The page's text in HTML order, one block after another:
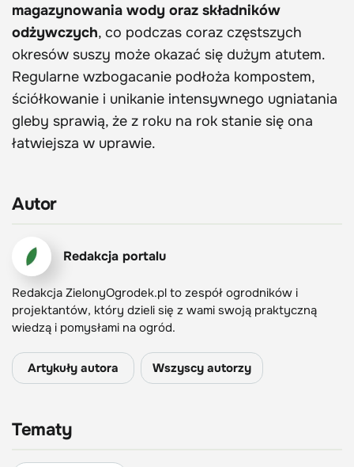
magazynowania wody oraz składników
odżywczych, co podczas coraz częstszych
okresów suszy może okazać się dużym atutem.
Regularne wzbogacanie podłoża kompostem,
ściółkowanie i unikanie intensywnego ugniatania
gleby sprawią, że z roku na rok stanie się ona
łatwiejsza w uprawie.
Autor
Redakcja portalu
Redakcja ZielonyOgrodek.pl to zespół ogrodników i
projektantów, który dzieli się z wami swoją praktyczną
wiedzą i pomysłami na ogród.
Artykuły autora Wszyscy autorzy
Tematy